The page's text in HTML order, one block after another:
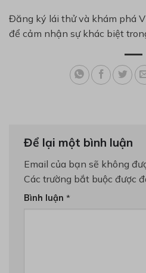
Đăng ký lái thử và khám phá
để cảm nhận sự khác biệt
Để lại một bình luận
Email của bạn sẽ không
Các trường bắt buộc được
Bình luận *